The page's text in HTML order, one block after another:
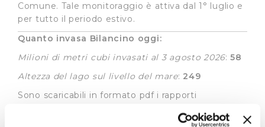
Comune. Tale monitoraggio è attiva dal 1° luglio e
per tutto il periodo estivo.
Quanto invasa Bilancino oggi:
Milioni di metri cubi invasati al 3 agosto 2026:58
Altezza del lago sul livello del mare: 249
Sono scaricabili in formato pdf i rapporti
Toscana e l'opuscolo informativo sul corretto